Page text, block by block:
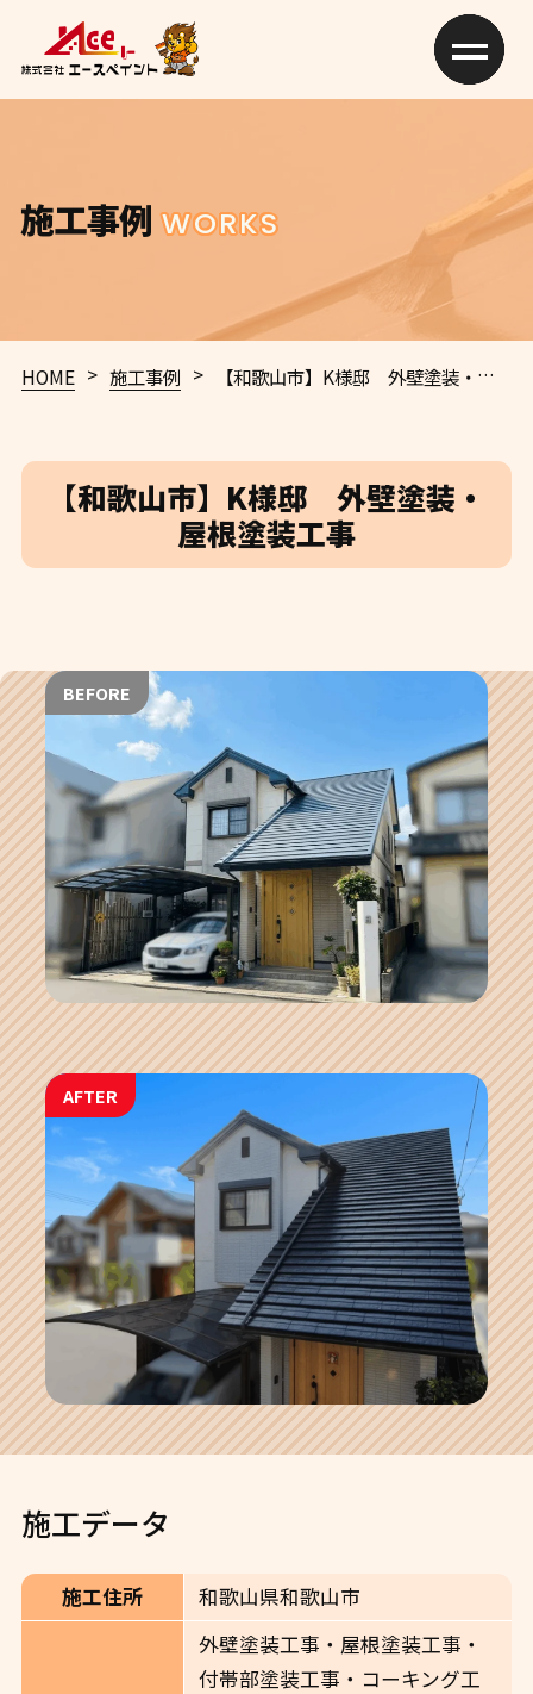
施工事例 WORKS
HOME > 施工事例 > 【和歌山市】K様邸 外壁塗装・屋根塗装工事
【和歌山市】K様邸 外壁塗装・
屋根塗装工事
BEFORE
AFTER
施工データ
施工住所 和歌山県和歌山市
外壁塗装工事・屋根塗装工事・
付帯部塗装工事・コーキング工